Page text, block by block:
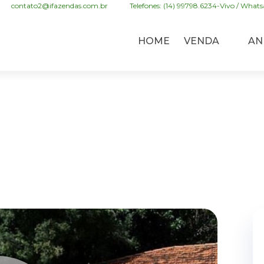
contato2@ifazendas.com.br Telefones: (14) 99798.6234-Vivo /
HOME VENDA